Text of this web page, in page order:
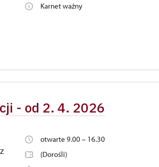
Karnet ważny
- od 2. 4. 2026
otwarte 9.00 – 16.30
(Dorośli)